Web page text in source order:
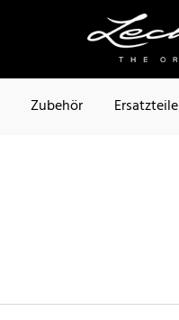
Zubehör Ersatzteile